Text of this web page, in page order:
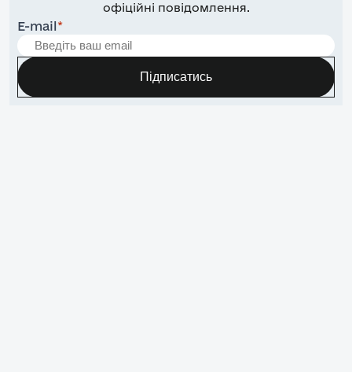
офіційні повідомлення.
E-mail*
Підписатись